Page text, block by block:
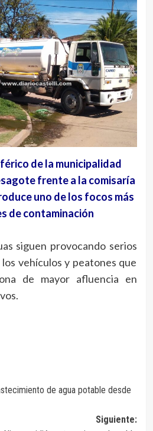
de la municipalidad
frente a la comisaría
uno de los focos más
de contaminación
siguen provocando serios
vehículos y peatones que
de mayor afluencia en
de agua potable desde
Siguiente: